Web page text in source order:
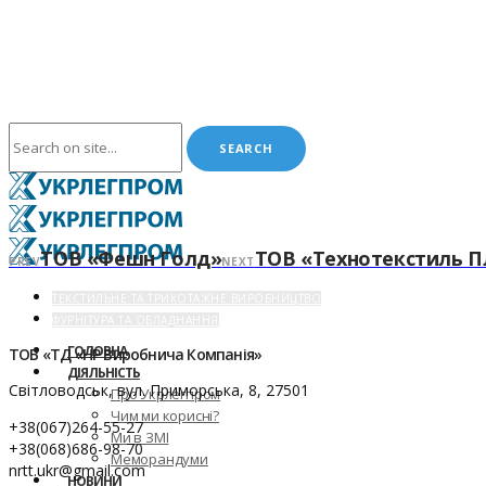
ГОЛОВНА
ДІЯЛЬНІСТЬ
Про Укрлегпром
Чим ми корисні?
Ми в ЗМІ
Меморандуми
НОВИНИ
PREVТОВ «Фешн Голд»NEXT ТОВ «Технотекстиль
ТОВ «ТД «НР Виробнича Компанія»
Світловодськ, вул. Приморська, 8, 27501
+38(067)264-55-27
+38(068)686-98-70
nrtt.ukr@gmail.com